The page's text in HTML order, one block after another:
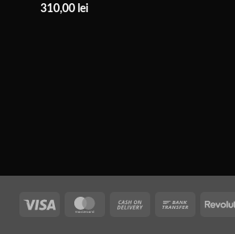
310,00 lei
Vize MasterCardPlata
Transfer